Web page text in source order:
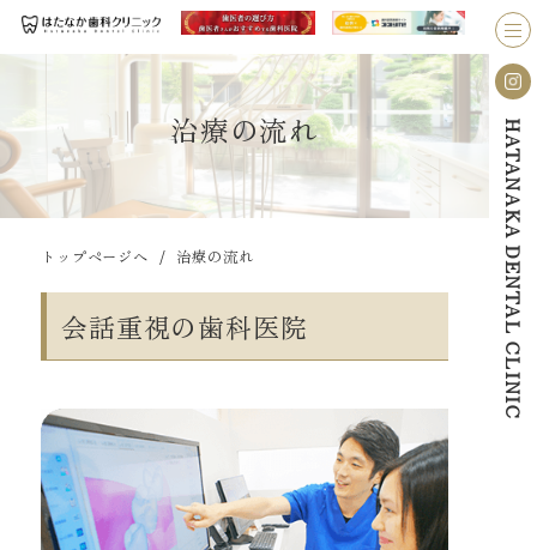
HATANAKA DENTAL CLINIC
治療の流れ
トップページへ / 治療の流れ
会話重視の歯科医院